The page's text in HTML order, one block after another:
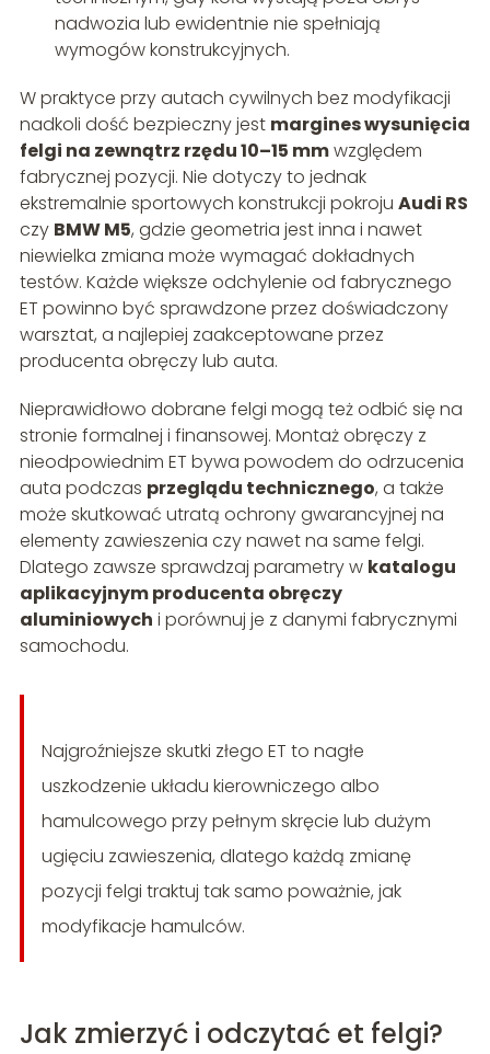
nadwozia lub ewidentnie nie spełniają
wymogów konstrukcyjnych.
W praktyce przy autach cywilnych bez modyfikacji
nadkoli dość bezpieczny jest margines wysunięcia
felgi na zewnątrz rzędu 10–15 mmwzględem
fabrycznej pozycji. Nie dotyczy to jednak
ekstremalnie sportowych konstrukcji pokroju Audi RS
czy BMW M5, gdzie geometria jest inna i nawet
niewielka zmiana może wymagać dokładnych
testów. Każde większe odchylenie od fabrycznego
ET powinno być sprawdzone przez doświadczony
warsztat, a najlepiej zaakceptowane przez
producenta obręczy lub auta.
Nieprawidłowo dobrane felgi mogą też odbić się na
stronie formalnej i finansowej. Montaż obręczy z
nieodpowiednim ET bywa powodem do odrzucenia
auta podczas przeglądu technicznego, a także
może skutkować utratą ochrony gwarancyjnej na
elementy zawieszenia czy nawet na same felgi.
Dlatego zawsze sprawdzaj parametry w katalogu
aplikacyjnym producenta obręczy
aluminiowych i porównuj je z danymi fabrycznymi
samochodu.
Najgroźniejsze skutki złego ET to nagłe
uszkodzenie układu kierowniczego albo
hamulcowego przy pełnym skręcie lub dużym
ugięciu zawieszenia, dlatego każdą zmianę
pozycji felgi traktuj tak samo poważnie, jak
modyfikacje hamulców.
Jak zmierzyć i odczytać et felgi?